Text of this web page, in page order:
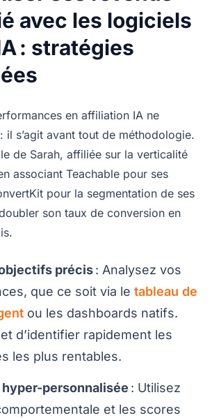
avec les logiciels
: stratégies
en affiliation IA ne
il s’agit avant tout de méthodologie.
de Sarah, affiliée sur la verticalité
associant Teachable pour ses
pour la segmentation de ses
son taux de conversion en
précis: Analysez vos
que ce soit via le tableau de
ou les dashboards natifs.
d’identifier rapidement les
les plus rentables.
personnalisée : Utilisez
et les scores